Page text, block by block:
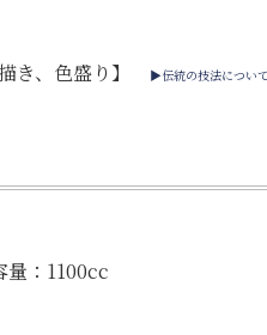
き、色盛り】 ▶伝統の技法につい
：1100cc